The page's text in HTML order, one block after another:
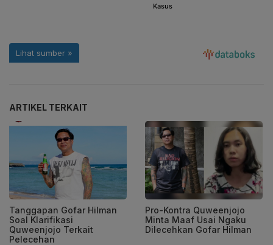
ARTIKEL TERKAIT
Tanggapan Gofar Hilman
Soal Klarifikasi
Quweenjojo Terkait
Pelecehan
Pro-Kontra Quweenjojo
Minta Maaf Usai Ngaku
Dilecehkan Gofar Hilman